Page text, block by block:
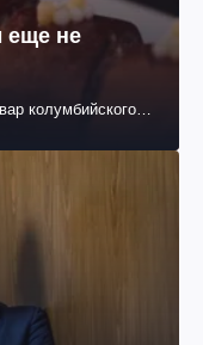
еще не
колумбийского